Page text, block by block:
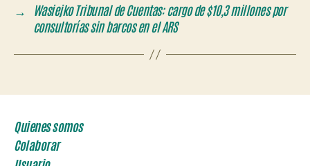
→
Wasiejko Tribunal de Cuentas: cargo de $10,3 millones por
consultorías sin barcos en el ARS
Quienes somos
Colaborar